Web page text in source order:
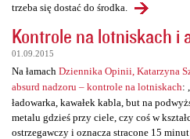
trzeba się dostać do środka.
Kontrole na lotniskach i
01.09.2015
Na łamach Dziennika Opinii, Katarzyna
absurd nadzoru – kontrole na lotniskach:
ładowarka, kawałek kabla, but na
metalu gdzieś przy ciele, czy coś w
ostrzegawczy i oznacza stracone 15